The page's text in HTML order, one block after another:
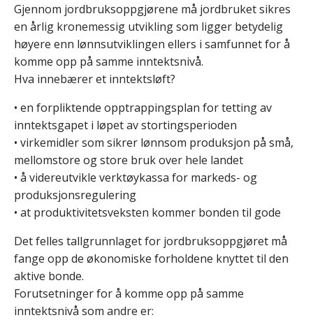
Gjennom jordbruksoppgjørene må jordbruket sikres
en årlig kronemessig utvikling som ligger betydelig
høyere enn lønnsutviklingen ellers i samfunnet for å
komme opp på samme inntektsnivå.
Hva innebærer et inntektsløft?
• en forpliktende opptrappingsplan for tetting av
inntektsgapet i løpet av stortingsperioden
• virkemidler som sikrer lønnsom produksjon på små,
mellomstore og store bruk over hele landet
• å videreutvikle verktøykassa for markeds- og
produksjonsregulering
• at produktivitetsveksten kommer bonden til gode
Det felles tallgrunnlaget for jordbruksoppgjøret må
fange opp de økonomiske forholdene knyttet til den
aktive bonde.
Forutsetninger for å komme opp på samme
inntektsnivå som andre er: